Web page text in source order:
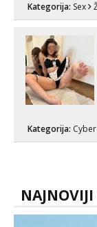
Kategorija: Sex
Kategorija: